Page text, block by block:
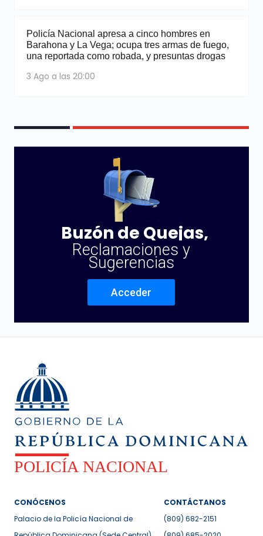
Policía Nacional apresa a cinco hombres en
Barahona y La Vega; ocupa tres armas de fuego,
una reportada como robada, y presuntas drogas
3 Ago a las 20:00
Buzón de Quejas,
Reclamaciones y
Sugerencias
Acceder
CONÓCENOS
Palacio de la Policía Nacional de
CONTÁCTANOS
(809) 682-2151